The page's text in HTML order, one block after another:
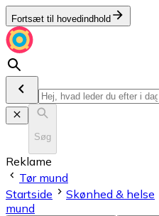
Fortsæt til hovedindhold
Søg
Reklame
Tør mund
Startside
Skønhed & helse
mund